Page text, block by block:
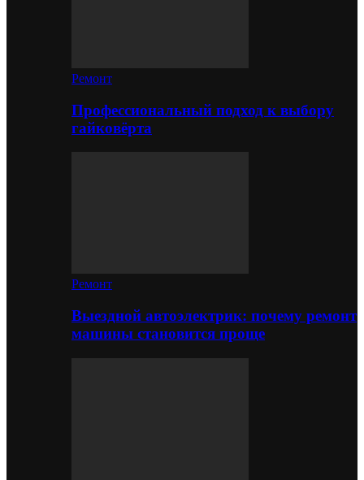
Ремонт
Профессиональный подход к выбору
гайковёрта
Ремонт
Выездной автоэлектрик: почему ремонт
машины становится проще